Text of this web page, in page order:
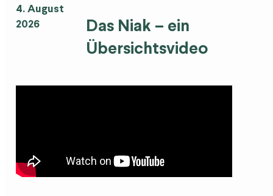
4. August
2026
Das Niak – ein
Übersichtsvideo